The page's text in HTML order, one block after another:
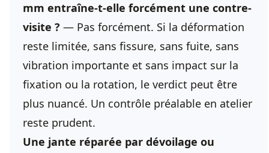
mm entraîne-t-elle forcément une contre-
visite ? — Pas forcément. Si la déformation
reste limitée, sans fissure, sans fuite, sans
vibration importante et sans impact sur la
fixation ou la rotation, le verdict peut être
plus nuancé. Un contrôle préalable en atelier
reste prudent.
Une jante réparée par dévoilage ou